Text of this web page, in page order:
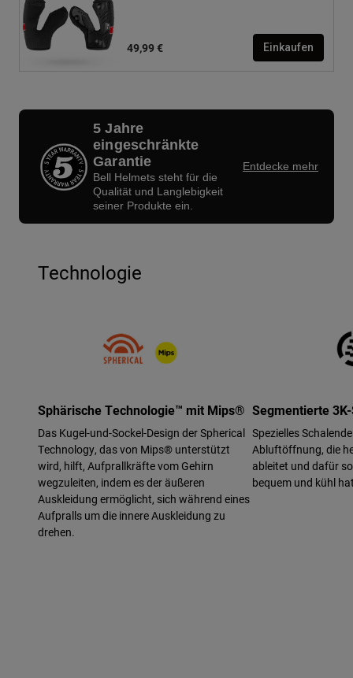
49,99 € Einkaufen
5 Jahre
eingeschränkte
Garantie
Bell Helmets steht für die
Qualität und Langlebigkeit
seiner Produkte ein.
Entdecke mehr
Technologie
Sphärische Technologie™ mit Mips®
Das Kugel-und-Sockel-Design der Spherical
Technology, das von Mips® unterstützt
wird, hilft, Aufprallkräfte vom Gehirn
wegzuleiten, indem es der äußeren
Auskleidung ermöglicht, sich während eines
Aufpralls um die innere Auskleidung zu
drehen.
Segmentierte
Spezielles
Abluftöffnung, die
ableitet und dafür
bequem und kühl